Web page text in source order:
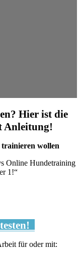
Hier ist die
Anleitung!
wollen
Online Hundetraining
1!“
für oder mit: